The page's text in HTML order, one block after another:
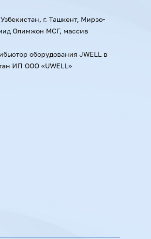
позволяет
брак к минимуму.
В Узбекистане мы
линии под
г. Ташкент, Мирзо-
Олимжон МСГ, массив
оборудования JWELL в
ИП ООО «UWELL»